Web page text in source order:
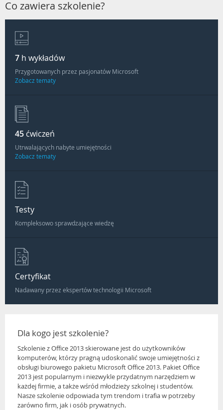
Co zawiera szkolenie?
7 h wykładów
Przygotowanych przez pasjonatów Microsoft
Zobacz tematy
45 ćwiczeń
Utrwalających nabyte umiejętności
Zobacz tematy
Testy
Kompleksowo sprawdzające wiedzę
Certyfikat
Nadawany przez ekspertów technologii Microsoft
Dla kogo jest szkolenie?
Szkolenie z Office 2013 skierowane jest do użytkowników
komputerów, którzy pragną udoskonalić swoje umiejętności z
obsługi biurowego pakietu Microsoft Office 2013. Pakiet Office
2013 jest popularnym i niezwykle przydatnym narzędziem w
każdej firmie, a także wśród młodzieży szkolnej i studentów.
Nasze szkolenie odpowiada tym trendom i trafia w potrzeby
zarówno firm, jak i osób prywatnych.